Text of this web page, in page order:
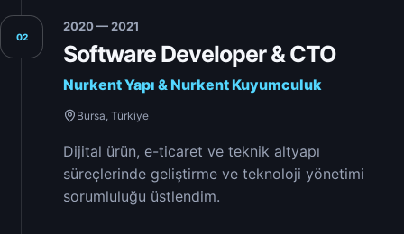
2020 — 2021
02
Software Developer & CTO
Nurkent Yapı & Nurkent Kuyumculuk
Bursa, Türkiye
Dijital ürün, e-ticaret ve teknik altyapı
süreçlerinde geliştirme ve teknoloji yönetimi
sorumluluğu üstlendim.